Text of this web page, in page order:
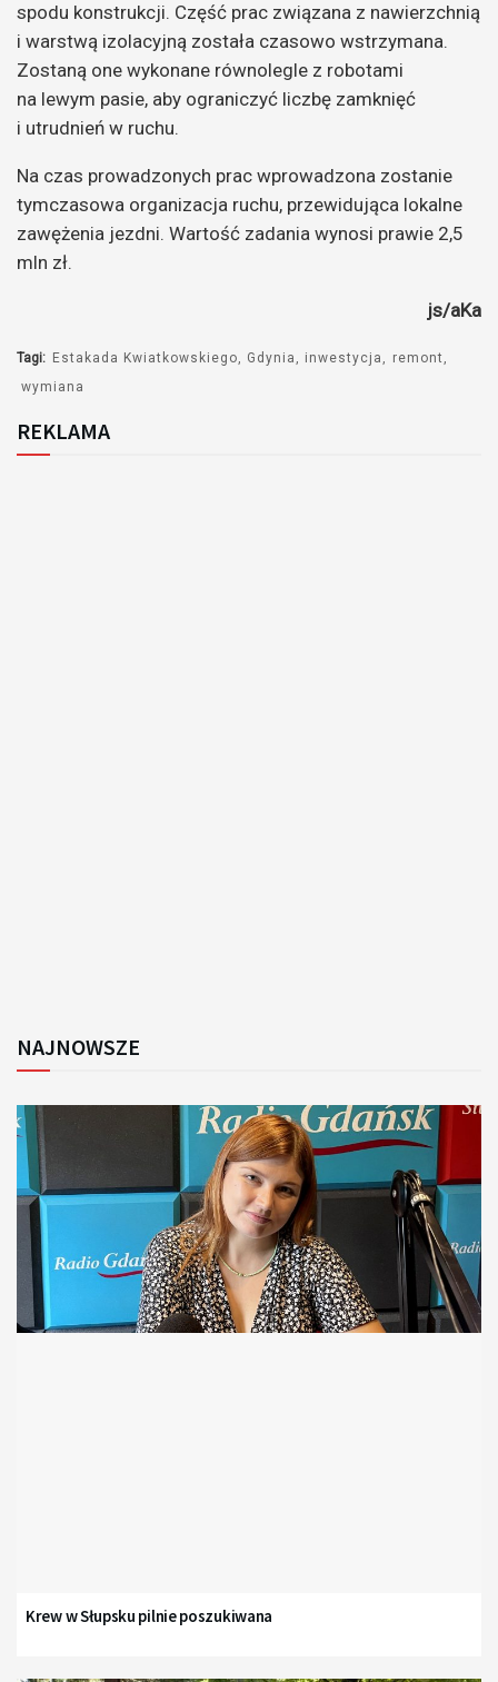
spodu konstrukcji. Część prac związana z nawierzchnią
i warstwą izolacyjną została czasowo wstrzymana.
Zostaną one wykonane równolegle z robotami
na lewym pasie, aby ograniczyć liczbę zamknięć
i utrudnień w ruchu.
Na czas prowadzonych prac wprowadzona zostanie
tymczasowa organizacja ruchu, przewidująca lokalne
zawężenia jezdni. Wartość zadania wynosi prawie 2,5
mln zł.
js/aKa
Tagi: Estakada Kwiatkowskiego Gdynia inwestycja
remont
wymiana
REKLAMA
NAJNOWSZE
Krew w Słupsku pilnie poszukiwana